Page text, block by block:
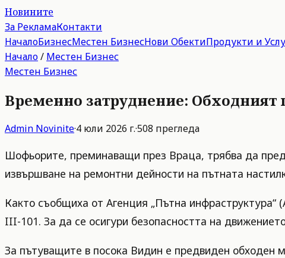
Новините
За РекламаКонтакти
НачалоБизнесМестен БизнесНови ОбектиПродукти и
Начало/ Местен Бизнес
Местен Бизнес
Временно затруднение: Обходният
Admin Novinite·4 юли 2026 г.·508 прегледа
Шофьорите, преминаващи през Враца, трябва да
извършване на ремонтни дейности на пътната
Както съобщиха от Агенция „Пътна
III-101. За да се осигури безопасността на
За пътуващите в посока Видин е предвиден